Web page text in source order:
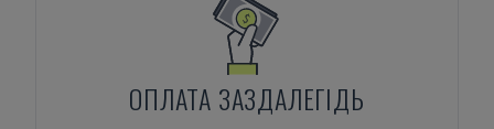
ОПЛАТА ЗАЗДАЛЕГІДЬ